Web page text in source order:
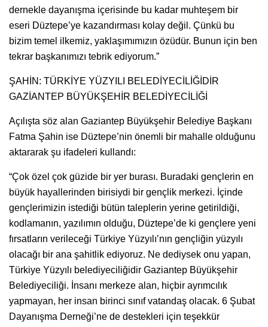
dernekle dayanışma içerisinde bu kadar muhteşem bir
eseri Düztepe’ye kazandırması kolay değil. Çünkü bu
bizim temel ilkemiz, yaklaşımımızın özüdür. Bunun için ben
tekrar başkanımızı tebrik ediyorum.”
ŞAHİN: TÜRKİYE YÜZYILI BELEDİYECİLİĞİDİR
GAZİANTEP BÜYÜKŞEHİR BELEDİYECİLİĞİ
Açılışta söz alan Gaziantep Büyükşehir Belediye Başkanı
Fatma Şahin ise Düztepe’nin önemli bir mahalle olduğunu
aktararak şu ifadeleri kullandı:
“Çok özel çok güzide bir yer burası. Buradaki gençlerin en
büyük hayallerinden birisiydi bir gençlik merkezi. İçinde
gençlerimizin istediği bütün taleplerin yerine getirildiği,
kodlamanın, yazılımın olduğu, Düztepe’de ki gençlere yeni
fırsatların verileceği Türkiye Yüzyılı’nın gençliğin yüzyılı
olacağı bir ana şahitlik ediyoruz. Ne dediysek onu yapan,
Türkiye Yüzyılı belediyeciliğidir Gaziantep Büyükşehir
Belediyeciliği. İnsanı merkeze alan, hiçbir ayrımcılık
yapmayan, her insan birinci sınıf vatandaş olacak. 6 Şubat
Dayanışma Derneği’ne de destekleri için teşekkür